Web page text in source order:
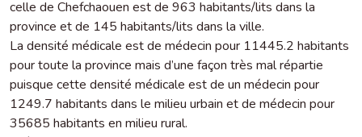
celle de Chefchaouen est de 963 habitants/lits dans la
province et de 145 habitants/lits dans la ville.
La densité médicale est de médecin pour 11445.2 habitants
pour toute la province mais d’une façon très mal répartie
puisque cette densité médicale est de un médecin pour
1249.7 habitants dans le milieu urbain et de médecin pour
35685 habitants en milieu rural.